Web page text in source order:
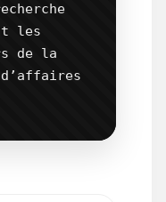
les
de la